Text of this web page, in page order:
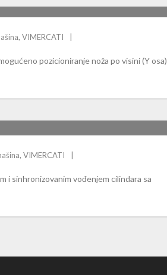
, VIMERCATI
pozicioniranje noža po visini (Y osa)
, VIMERCATI
i sinhronizovanim vođenjem cilindara sa